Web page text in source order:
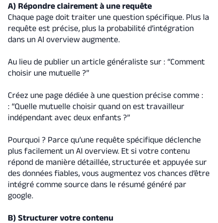
A) Répondre clairement à une requête
Chaque page doit traiter une question spécifique. Plus la
requête est précise, plus la probabilité d’intégration
dans un AI overview augmente.
Au lieu de publier un article généraliste sur : “Comment
choisir une mutuelle ?”
Créez une page dédiée à une question précise comme :
: “Quelle mutuelle choisir quand on est travailleur
indépendant avec deux enfants ?”
Pourquoi ? Parce qu’une requête spécifique déclenche
plus facilement un AI overview. Et si votre contenu
répond de manière détaillée, structurée et appuyée sur
des données fiables, vous augmentez vos chances d’être
intégré comme source dans le résumé généré par
google.
B) Structurer votre contenu